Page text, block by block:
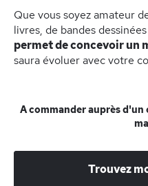
Que vous soyez amateur
livres, de bandes
permet de concevoir un
saura évoluer avec votre
A commander auprès
Trouvez